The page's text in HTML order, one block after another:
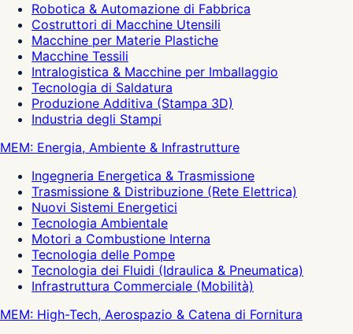
Robotica & Automazione di Fabbrica
Costruttori di Macchine Utensili
Macchine per Materie Plastiche
Macchine Tessili
Intralogistica & Macchine per Imballaggio
Tecnologia di Saldatura
Produzione Additiva (Stampa 3D)
Industria degli Stampi
MEM: Energia, Ambiente & Infrastrutture
Ingegneria Energetica & Trasmissione
Trasmissione & Distribuzione (Rete Elettrica)
Nuovi Sistemi Energetici
Tecnologia Ambientale
Motori a Combustione Interna
Tecnologia delle Pompe
Tecnologia dei Fluidi (Idraulica & Pneumatica)
Infrastruttura Commerciale (Mobilità)
MEM: High-Tech, Aerospazio & Catena di Fornitura